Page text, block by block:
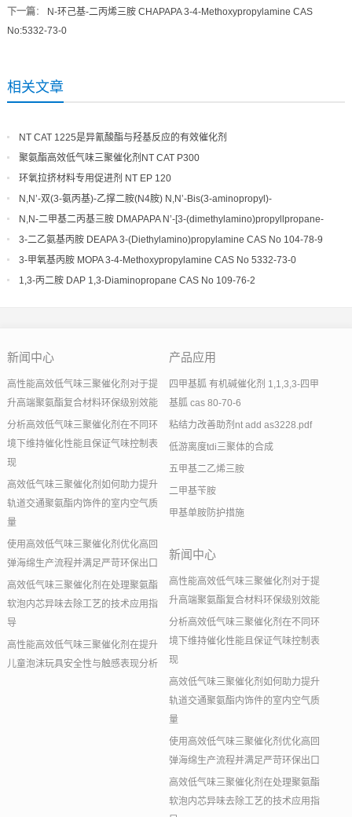
下一篇：
N-环己基-二丙烯三胺 CHAPAPA 3-4-Methoxypropylamine CAS
No:5332-73-0
相关文章
NT CAT 1225是异氰酸酯与羟基反应的有效催化剂
聚氨酯高效低气味三聚催化剂NT CAT P300
环氧拉挤材料专用促进剂 NT EP 120
N,N’-双(3-氨丙基)-乙撑二胺(N4胺) N,N’-Bis(3-aminopropyl)-
ethylenediamine CAS No10563-26-5
N,N-二甲基二丙基三胺 DMAPAPA N’-[3-(dimethylamino)propyllpropane-
1,3-diamine CAS No10563-29-8
3-二乙氨基丙胺 DEAPA 3-(Diethylamino)propylamine CAS No 104-78-9
3-甲氧基丙胺 MOPA 3-4-Methoxypropylamine CAS No 5332-73-0
1,3-丙二胺 DAP 1,3-Diaminopropane CAS No 109-76-2
新闻中心
高性能高效低气味三聚催化剂对于提
升高端聚氨酯复合材料环保级别效能
分析高效低气味三聚催化剂在不同环
境下维持催化性能且保证气味控制表
现
高效低气味三聚催化剂如何助力提升
轨道交通聚氨酯内饰件的室内空气质
量
使用高效低气味三聚催化剂优化高回
弹海绵生产流程并满足严苛环保出口
高效低气味三聚催化剂在处理聚氨酯
软泡内芯异味去除工艺的技术应用指
导
高性能高效低气味三聚催化剂在提升
儿童泡沫玩具安全性与触感表现分析
产品应用
四甲基胍 有机碱催化剂 1,1,3,3-四甲
基胍 cas 80-70-6
粘结力改善助剂nt add as3228.pdf
低游离度tdi三聚体的合成
五甲基二乙烯三胺
二甲基苄胺
甲基单胺防护措施
新闻中心
高性能高效低气味三聚催化剂对于提
升高端聚氨酯复合材料环保级别效能
分析高效低气味三聚催化剂在不同环
境下维持催化性能且保证气味控制表
现
高效低气味三聚催化剂如何助力提升
轨道交通聚氨酯内饰件的室内空气质
量
使用高效低气味三聚催化剂优化高回
弹海绵生产流程并满足严苛环保出口
高效低气味三聚催化剂在处理聚氨酯
软泡内芯异味去除工艺的技术应用指